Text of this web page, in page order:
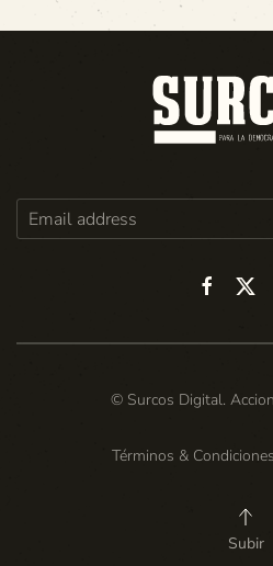
© Surcos Digital.
Términos & Condiciones
Subir